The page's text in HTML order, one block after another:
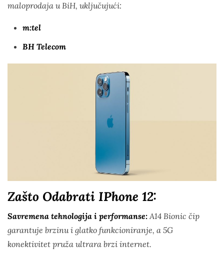
maloprodaja u BiH, uključujući:
m:tel
BH Telecom
Zašto Odabrati IPhone 12:
Savremena tehnologija i performanse: A14 Bionic čip
garantuje brzinu i glatko funkcioniranje, a 5G
konektivitet pruža ultrara brzi internet.